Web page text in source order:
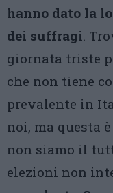
hanno dato la
dei suffragi.
giornata triste
che non tiene
prevalente in
noi, ma questa
non siamo il
elezioni non